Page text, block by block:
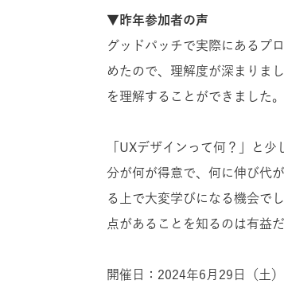
▼昨年参加者の声
グッドパッチで実際にあるプ
めたので、理解度が深まりま
を理解することができました。
「UXデザインって何？」と
分が何が得意で、何に伸び代
る上で大変学びになる機会で
点があることを知るのは有益
開催日：2024年6月29日（土